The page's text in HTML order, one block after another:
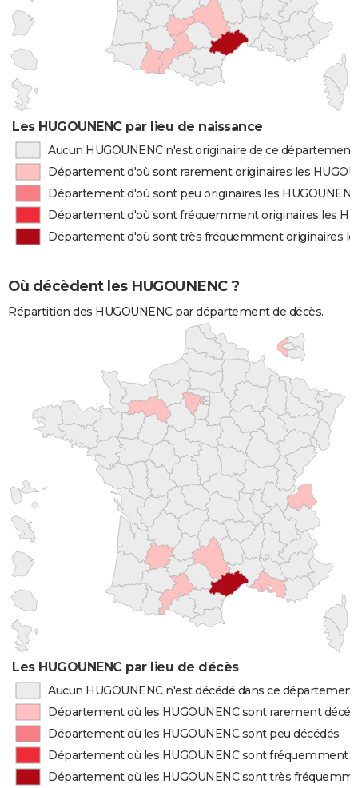
Les HUGOUNENC par lieu de naissance
Aucun HUGOUNENC n'est originaire de ce département
Département d'où sont rarement originaires les
Département d'où sont peu originaires les
Département d'où sont fréquemment originaires les
Département d'où sont très fréquemment originaires
Où décèdent les HUGOUNENC ?
Répartition des HUGOUNENC par département de décès.
Les HUGOUNENC par lieu de décès
Aucun HUGOUNENC n'est décédé dans ce département
Département où les HUGOUNENC sont rarement
Département où les HUGOUNENC sont peu décédés
Département où les HUGOUNENC sont fréquemment
Département où les HUGOUNENC sont très